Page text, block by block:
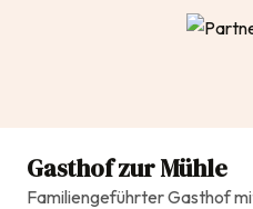
Gasthof zur Mühle
Familiengeführter Gasthof